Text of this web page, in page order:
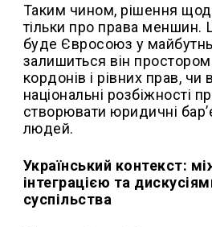
Таким чином, рішення
тільки про права меншин.
буде Євросоюз у
залишиться він простором
кордонів і рівних прав, чи
національні розбіжності
створювати юридичні
людей.
Український контекст:
інтеграцією та
суспільства